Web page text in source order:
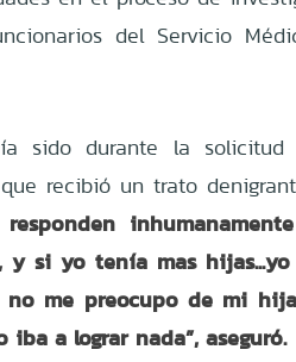
del Servicio
sido durante la solicitud
recibió un trato
y si yo tenía mas
me preocupo de mi
a lograr nada”, aseguró.